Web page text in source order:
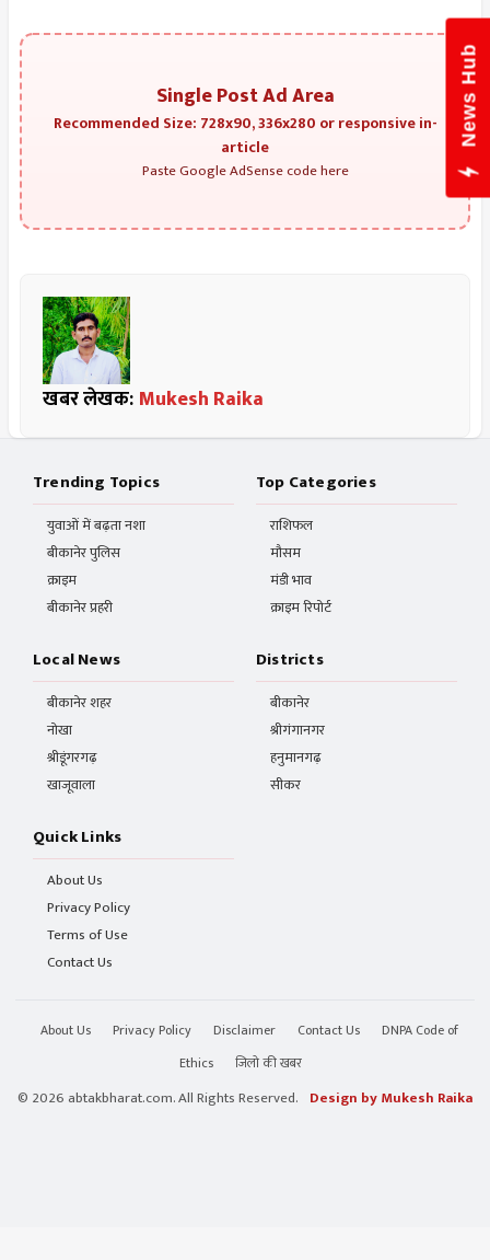
Single Post Ad Area
Recommended Size: 728x90, 336x280 or responsive in-
article
Paste Google AdSense code here
खबर लेखक: Mukesh Raika
Trending Topics
युवाओं में बढ़ता नशा
बीकानेर पुलिस
क्राइम
बीकानेर प्रहरी
Top Categories
राशिफल
मौसम
मंडी भाव
क्राइम रिपोर्ट
Local News
बीकानेर शहर
नोखा
श्रीडूंगरगढ़
खाजूवाला
Districts
बीकानेर
श्रीगंगानगर
हनुमानगढ़
सीकर
Quick Links
About Us
Privacy Policy
Terms of Use
Contact Us
About Us Privacy Policy Disclaimer Contact Us
DNPA Code of
Ethics
जिलो की खबर
© 2026 abtakbharat.com. All Rights Reserved. Design by Mukesh Raika
News Hub